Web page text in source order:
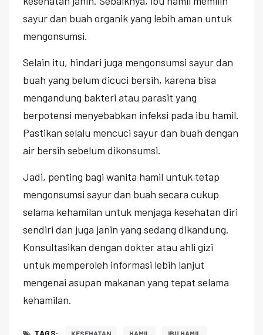
sayur dan buah organik yang lebih aman untuk
mengonsumsi.
Selain itu, hindari juga mengonsumsi sayur dan
buah yang belum dicuci bersih, karena bisa
mengandung bakteri atau parasit yang
berpotensi menyebabkan infeksi pada ibu hamil.
Pastikan selalu mencuci sayur dan buah dengan
air bersih sebelum dikonsumsi.
Jadi, penting bagi wanita hamil untuk tetap
mengonsumsi sayur dan buah secara cukup
selama kehamilan untuk menjaga kesehatan diri
sendiri dan juga janin yang sedang dikandung.
Konsultasikan dengan dokter atau ahli gizi
untuk memperoleh informasi lebih lanjut
mengenai asupan makanan yang tepat selama
kehamilan.
TAGS: KESEHATAN HAMIL IBU HAMIL